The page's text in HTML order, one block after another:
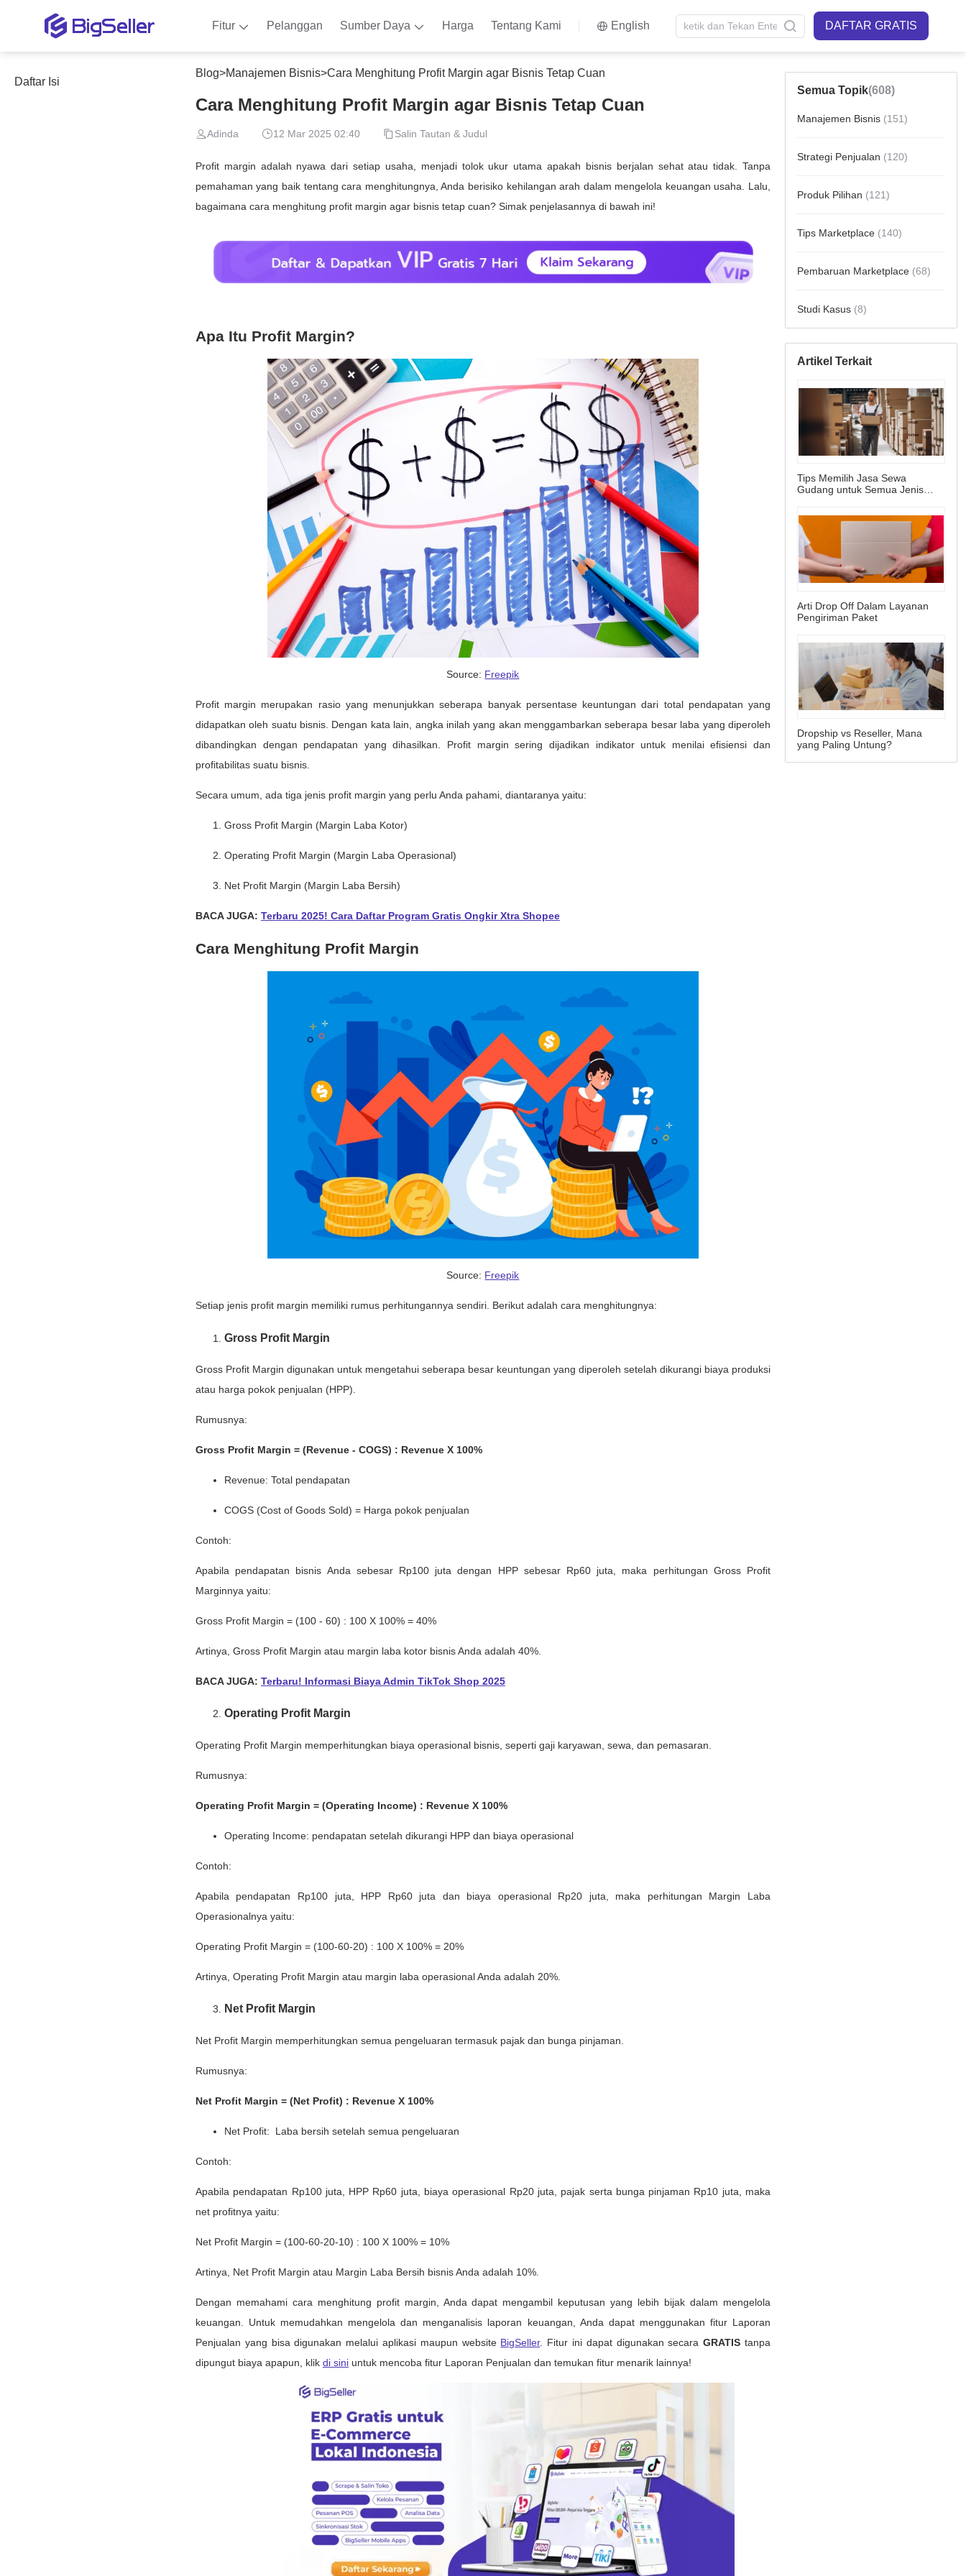
Fitur Pelanggan Sumber Daya Harga Tentang Kami English DAFTAR GRATIS
Daftar Isi
Blog>Manajemen Bisnis>Cara Menghitung Profit Margin agar Bisnis Tetap Cuan
Cara Menghitung Profit Margin agar Bisnis Tetap Cuan
Adinda 12 Mar 2025 02:40 Salin Tautan & Judul
Semua Topik(608)
Manajemen Bisnis (151)
Strategi Penjualan (120)
Produk Pilihan (121)
Tips Marketplace (140)
Pembaruan Marketplace (68)
Studi Kasus (8)
Artikel Terkait
Tips Memilih Jasa Sewa
Gudang untuk Semua Jenis
Arti Drop Off Dalam Layanan
Pengiriman Paket
Dropship vs Reseller, Mana
yang Paling Untung?